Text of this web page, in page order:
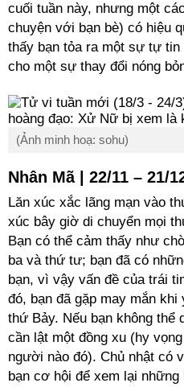
cuối tuần này, nhưng một
chuyện với bạn bè) có hiệu
thấy bạn tỏa ra một sự tự
cho một sự thay đổi nóng
(Ảnh minh hoạ: sohu)
Nhân Mã | 22/11 – 21/
Lăn xúc xắc lãng mạn vào
xúc bây giờ di chuyển mọi
Bạn có thể cảm thấy như
ba và thứ tư; bạn đã có
bạn, vì vậy vấn đề của trái
đó, bạn đã gặp may mắn
thứ Bảy. Nếu bạn không thể
cần lật một đồng xu (hy
người nào đó). Chủ nhật có
bạn cơ hội để xem lại